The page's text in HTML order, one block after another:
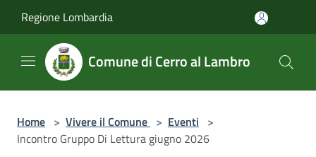
Regione Lombardia
Comune di Cerro al Lambro
Home > Vivere il Comune > Eventi >
Incontro Gruppo Di Lettura giugno 2026